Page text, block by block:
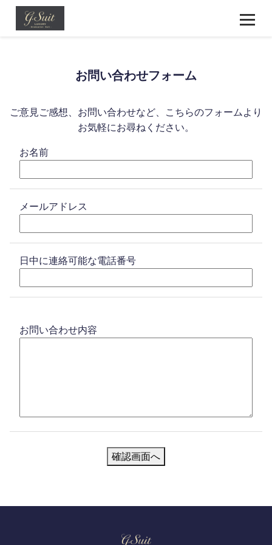
お問い合わせフォーム
ご意見ご感想、お問い合わせなど、こちらのフォームより
お気軽にお尋ねください。
お名前
メールアドレス
日中に連絡可能な電話番号
お問い合わせ内容
確認画面へ